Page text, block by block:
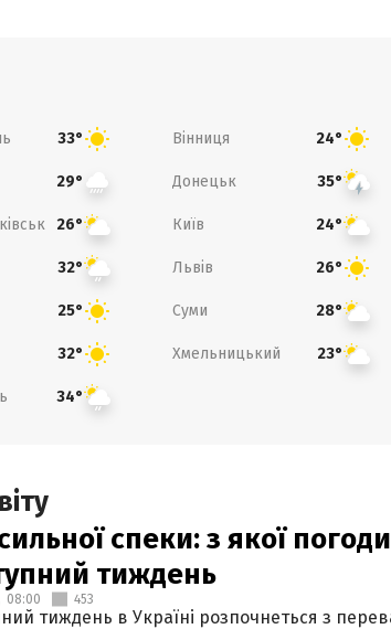
33° Вінниця 24°
29° Донецьк 35°
26° Київ 24°
32° Львів 26°
25° Суми 28°
32° Хмельницький 23°
34°
спеки: з якої
тиждень
08:00 453
тиждень в Україні розпочнеться з